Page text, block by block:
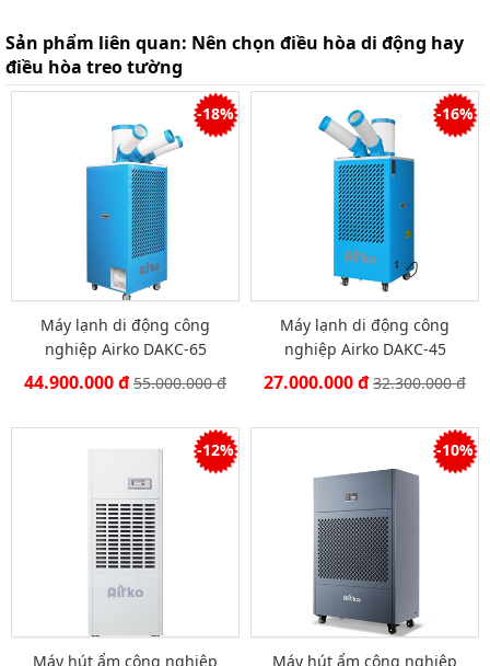
Sản phẩm liên quan: Nên chọn điều hòa di động hay
điều hòa treo tường
-18%
Máy lạnh di động công
nghiệp Airko DAKC-65
44.900.000 đ55.000.000 đ
-16%
Máy lạnh di động công
nghiệp Airko DAKC-45
27.000.000 đ32.300.000 đ
-12%
Máy hút ẩm công nghiệp
-10%
Máy hút ẩm công nghiệp